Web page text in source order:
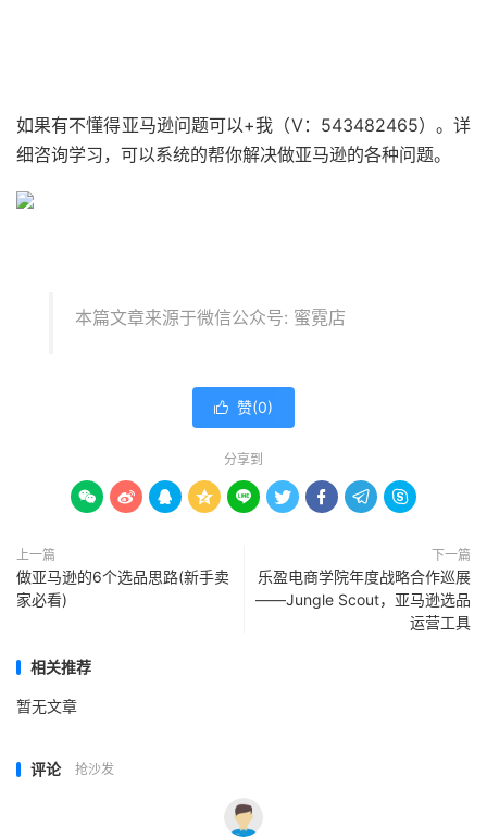
如果有不懂得亚马逊问题可以+我（V：543482465）。详
细咨询学习，可以系统的帮你解决做亚马逊的各种问题。
本篇文章来源于微信公众号: 蜜霓店
 赞(0)
分享到
        
上一篇
做亚马逊的6个选品思路(新手卖
家必看)
下一篇
乐盈电商学院年度战略合作巡展
——Jungle Scout，亚马逊选品
运营工具
相关推荐
暂无文章
评论 抢沙发